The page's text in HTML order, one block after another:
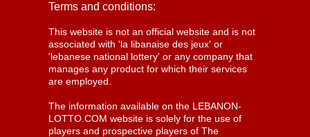
Terms and conditions:
This website is not an official website and is not
associated with 'la libanaise des jeux' or
'lebanese national lottery' or any company that
manages any product for which their services
are employed.
The information available on the LEBANON-
LOTTO.COM website is solely for the use of
players and prospective players of The